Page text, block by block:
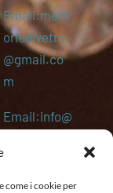
come i cookie per
Email:mem
oriedivetro
@gmail.co
m
Email:info@
etro.eu